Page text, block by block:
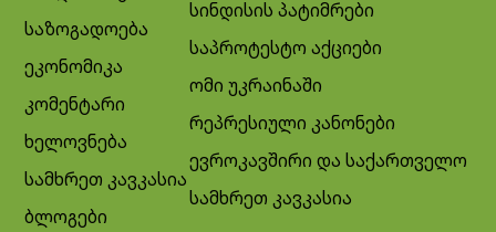
საზოგადოება
ეკონომიკა
კომენტარი
ხელოვნება
სამხრეთ კავკასია
ბლოგები
სინდისის პატიმრები
საპროტესტო აქციები
ომი უკრაინაში
რეპრესიული კანონები
ევროკავშირი და საქართველო
სამხრეთ კავკასია